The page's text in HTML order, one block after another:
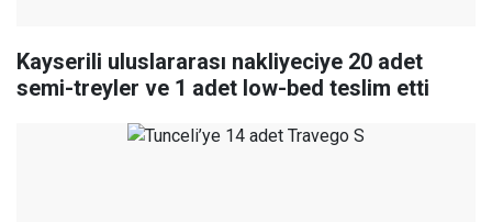
Kayserili uluslararası nakliyeciye 20 adet
semi-treyler ve 1 adet low-bed teslim etti